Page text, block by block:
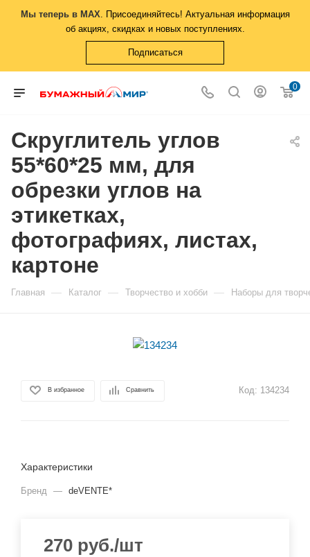
Мы теперь в MAX. Присоединяйтесь! Актуальная информация
об акциях, скидках и новых поступлениях.
Подписаться
0
Скруглитель углов
55*60*25 мм, для
обрезки углов на
этикетках,
фотографиях, листах,
картоне
Главная — Каталог — Творчество и хобби — Наборы для
В избранное Сравнить Код: 134234
Характеристики
Бренд — deVENTE*
270 руб./шт